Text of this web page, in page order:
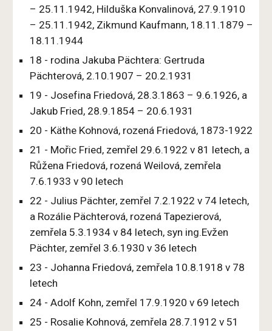
– 25.11.1942, Hilduška Konvalinová, 27.9.1910
– 25.11.1942, Zikmund Kaufmann, 18.11.1879 –
18.11.1944
18 - rodina Jakuba Pächtera: Gertruda
Pächterová, 2.10.1907 – 20.2.1931
19 - Josefina Friedová, 28.3.1863 – 9.6.1926, a
Jakub Fried, 28.9.1854 – 20.6.1931
20 - Käthe Kohnová, rozená Friedová, 1873-1922
21 - Mořic Fried, zemřel 29.6.1922 v 81 letech, a
Růžena Friedová, rozená Weilová, zemřela
7.6.1933 v 90 letech
22 - Julius Pächter, zemřel 7.2.1922 v 74 letech,
a Rozálie Pächterová, rozená Tapezierová,
zemřela 5.3.1934 v 84 letech, syn ing.Evžen
Pächter, zemřel 3.6.1930 v 36 letech
23 - Johanna Friedová, zemřela 10.8.1918 v 78
letech
24 - Adolf Kohn, zemřel 17.9.1920 v 69 letech
25 - Rosalie Kohnová, zemřela 28.7.1912 v 51